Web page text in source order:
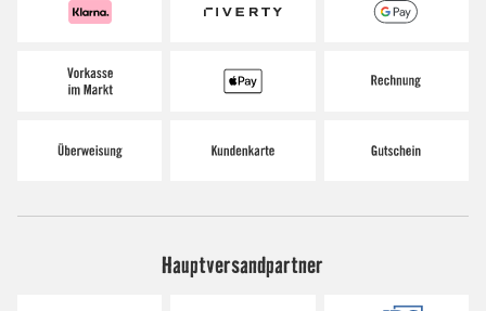
Hauptversandpartner